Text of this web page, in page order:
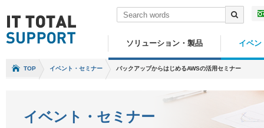
ソリューション・製品 イベン
TOP イベント・セミナー バックアップからはじめるAWSの活用セミナー
イベント・セミナー